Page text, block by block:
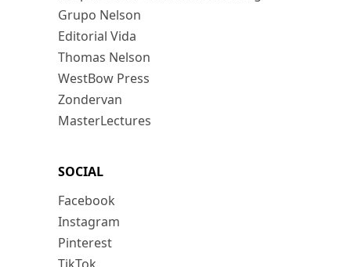
Grupo Nelson
Editorial Vida
Thomas Nelson
WestBow Press
Zondervan
MasterLectures
SOCIAL
Facebook
Instagram
Pinterest